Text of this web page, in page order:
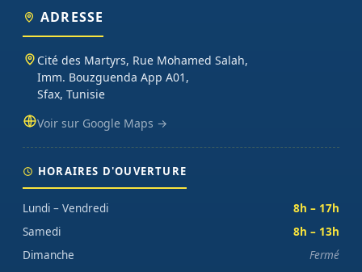
ADRESSE
Cité des Martyrs, Rue Mohamed Salah,
Imm. Bouzguenda App A01,
Sfax, Tunisie
Voir sur Google Maps →
HORAIRES D'OUVERTURE
Lundi – Vendredi
8h – 17h
Samedi
8h – 13h
Dimanche
Fermé